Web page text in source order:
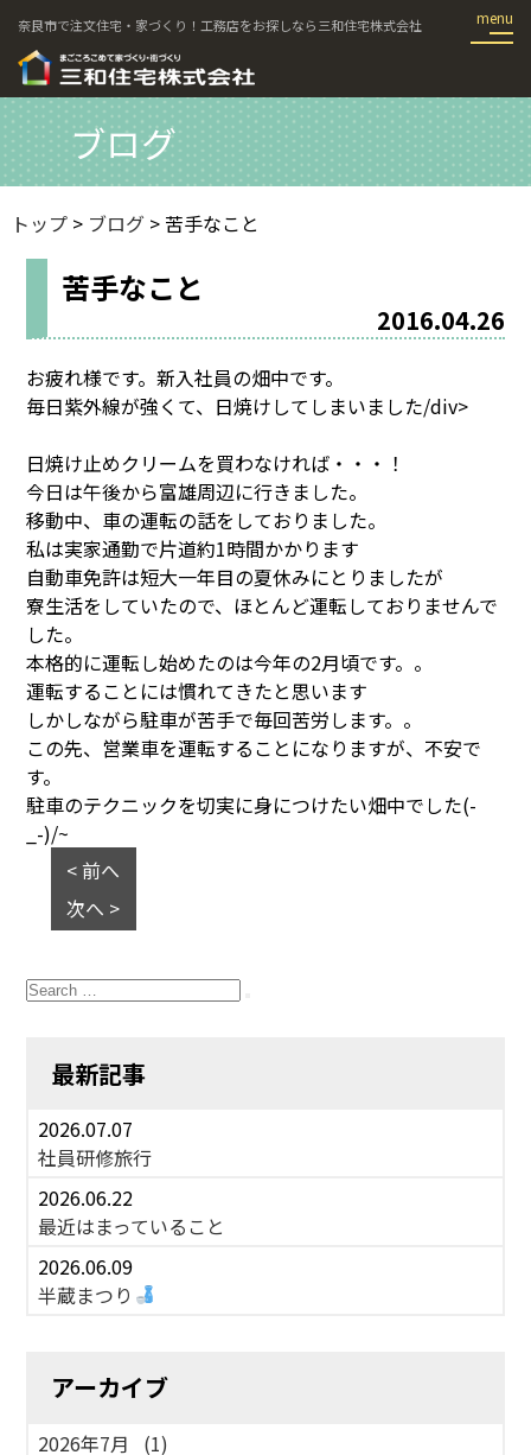
奈良市で注文住宅・家づくり！工務店をお探しなら三和住宅株式会社
ブログ
トップ> ブログ> 苦手なこと
苦手なこと
2016.04.26
お疲れ様です。新入社員の畑中です。
毎日紫外線が強くて、日焼けしてしまいました/div>
日焼け止めクリームを買わなければ・・・！
今日は午後から富雄周辺に行きました。
移動中、車の運転の話をしておりました。
私は実家通勤で片道約1時間かかります
自動車免許は短大一年目の夏休みにとりましたが
寮生活をしていたので、ほとんど運転しておりませんで
した。
本格的に運転し始めたのは今年の2月頃です。。
運転することには慣れてきたと思います
しかしながら駐車が苦手で毎回苦労します。。
この先、営業車を運転することになりますが、不安で
す。
駐車のテクニックを切実に身につけたい畑中でした(-
_-)/~
< 前へ
次へ >
Search
for:
最新記事
2026.07.07
社員研修旅行
2026.06.22
最近はまっていること
2026.06.09
半蔵まつり
アーカイブ
2026年7月
(1)